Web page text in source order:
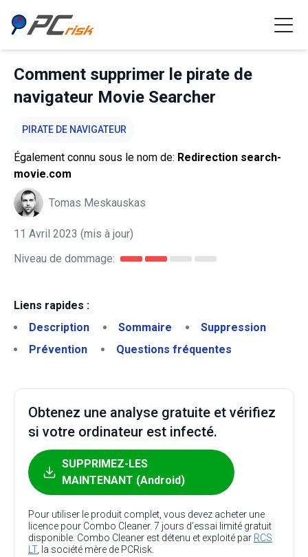
Comment supprimer le pirate de
navigateur Movie Searcher
PIRATE DE NAVIGATEUR
Également connu sous le nom de: Redirection search-
movie.com
Tomas Meskauskas
11 Avril 2023 (mis à jour)
Niveau de dommage:
Liens rapides :
Description
Sommaire
Suppression
Prévention
Questions fréquentes
Obtenez une analyse gratuite et vérifiez
si votre ordinateur est infecté.
SUPPRIMEZ-LES
MAINTENANT (Android)
Pour utiliser le produit complet, vous devez acheter une
licence pour Combo Cleaner. 7 jours d’essai limité gratuit
disponible. Combo Cleaner est détenu et exploité par RCS
LT, la société mère de PCRisk.